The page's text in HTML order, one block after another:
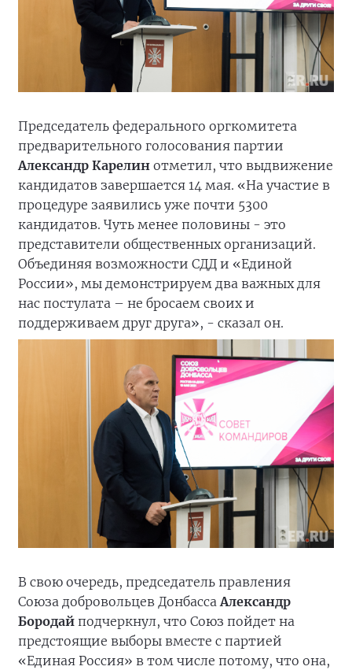
Председатель федерального оргкомитета
предварительного голосования партии
Александр Карелин отметил, что выдвижение
кандидатов завершается 14 мая. «На участие в
процедуре заявились уже почти 5300
кандидатов. Чуть менее половины - это
представители общественных организаций.
Объединяя возможности СДД и «Единой
России», мы демонстрируем два важных для
нас постулата – не бросаем своих и
поддерживаем друг друга», - сказал он.
В свою очередь, председатель правления
Союза добровольцев ДонбассаАлександр
Бородай подчеркнул, что Союз пойдет на
предстоящие выборы вместе с партией
«Единая Россия» в том числе потому, что она,